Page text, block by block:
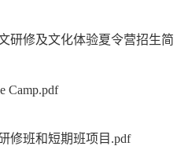
研修及文化体验夏令营招生简
Camp.pdf
修班和短期班项目.pdf